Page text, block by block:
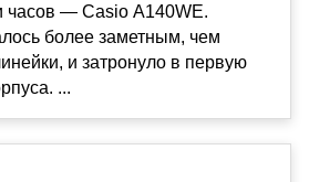
часов — Casio A140WE.
более заметным, чем
и затронуло в первую
...